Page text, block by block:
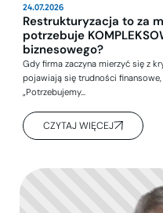
24.07.2026
Restrukturyzacja to za
potrzebuje
biznesowego?
Gdy firma zaczyna mierzyć się z
pojawiają się trudności
„Potrzebujemy…
CZYTAJ WIĘCEJ